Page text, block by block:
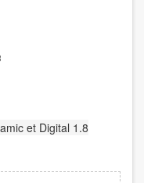
et Digital 1.8